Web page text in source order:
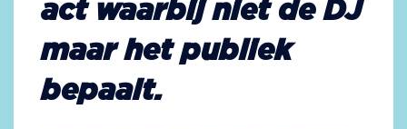
act waarbij niet de DJ
maar het publiek
bepaalt.